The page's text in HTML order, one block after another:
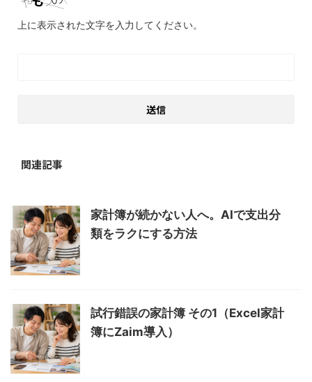
上に表示された文字を入力してください。
関連記事
家計簿が続かない人へ。AIで支出分
類をラクにする方法
試行錯誤の家計簿 その1（Excel家計
簿にZaim導入）